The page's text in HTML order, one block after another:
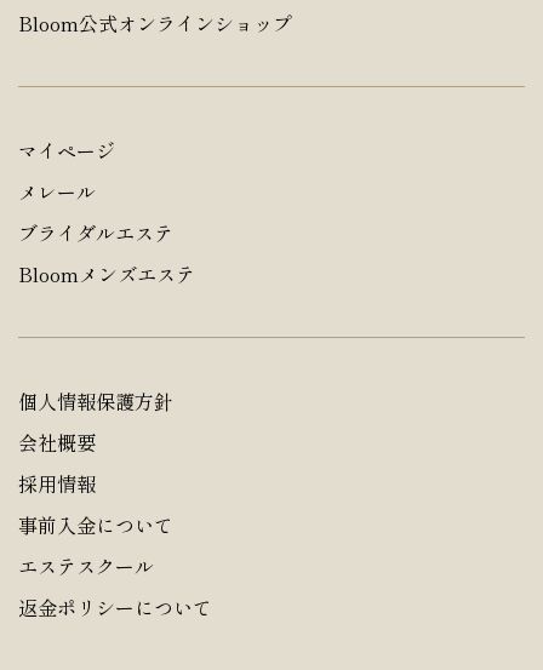
Bloom公式オンラインショップ
マイページ
メレール
ブライダルエステ
Bloomメンズエステ
個人情報保護方針
会社概要
採用情報
事前入金について
エステスクール
返金ポリシーについて